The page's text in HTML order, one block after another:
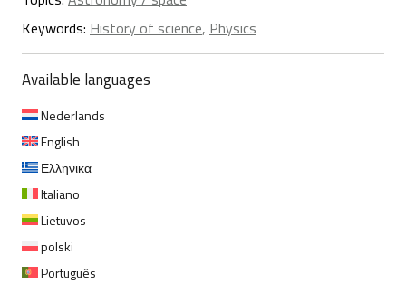
Keywords: History of science, Physics
Available languages
Nederlands
English
Ελληνικα
Italiano
Lietuvos
polski
Português